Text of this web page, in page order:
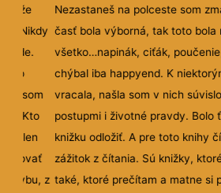
že
Nikdy
ako
som
Kto
sa len
z
Nezastaneš na polceste som
časť bola výborná, tak toto bola
všetko…napinák, ciťák,
chýbal iba happyend. K
vracala, našla som v nich
postupmi i životné pravdy. Bolo
knižku odložiť. A pre toto knihy
zážitok z čítania. Sú knižky,
také, ktoré prečítam a matne si